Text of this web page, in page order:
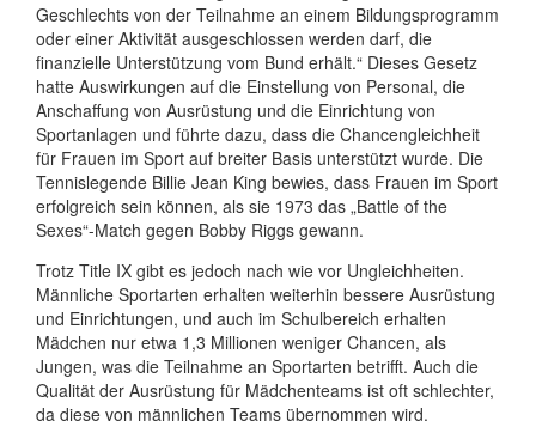
Geschlechts von der Teilnahme an einem Bildungsprogramm
oder einer Aktivität ausgeschlossen werden darf, die
finanzielle Unterstützung vom Bund erhält.“ Dieses Gesetz
hatte Auswirkungen auf die Einstellung von Personal, die
Anschaffung von Ausrüstung und die Einrichtung von
Sportanlagen und führte dazu, dass die Chancengleichheit
für Frauen im Sport auf breiter Basis unterstützt wurde. Die
Tennislegende Billie Jean King bewies, dass Frauen im Sport
erfolgreich sein können, als sie 1973 das „Battle of the
Sexes“-Match gegen Bobby Riggs gewann.
Trotz Title IX gibt es jedoch nach wie vor Ungleichheiten.
Männliche Sportarten erhalten weiterhin bessere Ausrüstung
und Einrichtungen, und auch im Schulbereich erhalten
Mädchen nur etwa 1,3 Millionen weniger Chancen, als
Jungen, was die Teilnahme an Sportarten betrifft. Auch die
Qualität der Ausrüstung für Mädchenteams ist oft schlechter,
da diese von männlichen Teams übernommen wird.